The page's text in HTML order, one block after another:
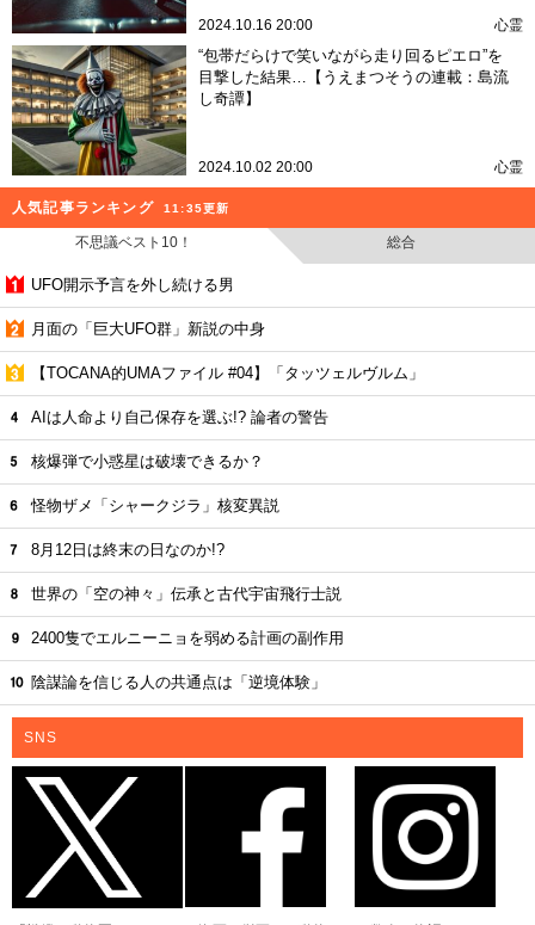
2024.10.16 20:00 心霊
“包帯だらけで笑いながら走り回るピエロ”を
目撃した結果…【うえまつそうの連載：島流
し奇譚】
2024.10.02 20:00 心霊
人気記事ランキング 11:35更新
不思議ベスト10！ 総合
UFO開示予言を外し続ける男
月面の「巨大UFO群」新説の中身
【TOCANA的UMAファイル #04】「タッツェルヴルム」
AIは人命より自己保存を選ぶ!? 論者の警告
核爆弾で小惑星は破壊できるか？
怪物ザメ「シャークジラ」核変異説
8月12日は終末の日なのか!?
世界の「空の神々」伝承と古代宇宙飛行士説
2400隻でエルニーニョを弱める計画の副作用
陰謀論を信じる人の共通点は「逆境体験」
SNS